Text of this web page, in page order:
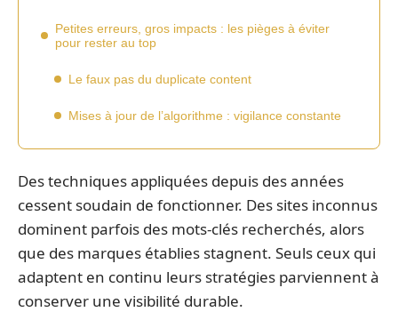
Petites erreurs, gros impacts : les pièges à éviter
pour rester au top
Le faux pas du duplicate content
Mises à jour de l’algorithme : vigilance constante
Des techniques appliquées depuis des années
cessent soudain de fonctionner. Des sites inconnus
dominent parfois des mots-clés recherchés, alors
que des marques établies stagnent. Seuls ceux qui
adaptent en continu leurs stratégies parviennent à
conserver une visibilité durable.